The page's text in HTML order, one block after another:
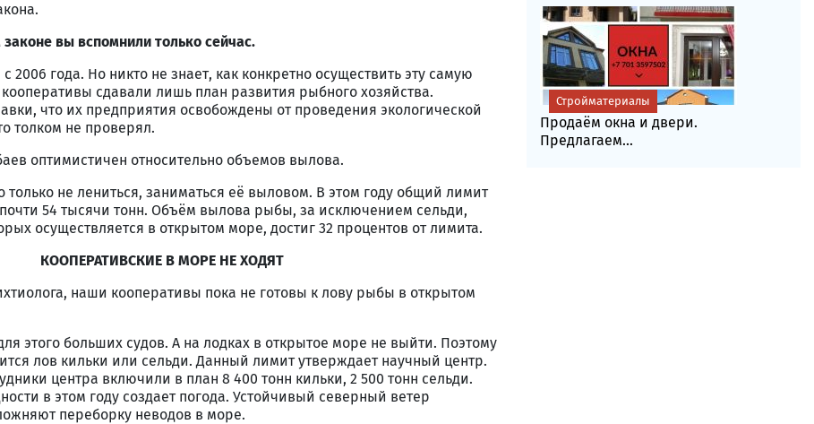
вы вспомнили только сейчас.
2006 года. Но никто не знает, как конкретно осуществить эту самую
сдавали лишь план развития рыбного хозяйства.
что их предприятия освобождены от проведения экологической
толком не проверял.
оптимистичен относительно объемов вылова.
не лениться, заниматься её выловом. В этом году общий лимит
54 тысячи тонн. Объём вылова рыбы, за исключением сельди,
осуществляется в открытом море, достиг 32 процентов от лимита.
КООПЕРАТИВСКИЕ В МОРЕ НЕ ХОДЯТ
наши кооперативы пока не готовы к лову рыбы в открытом
этого больших судов. А на лодках в открытое море не выйти. Поэтому
лов кильки или сельди. Данный лимит утверждает научный центр.
центра включили в план 8 400 тонн кильки, 2 500 тонн сельди.
в этом году создает погода. Устойчивый северный ветер
переборку неводов в море.
Продаём окна и двери.
Предлагаем...
Стройматериалы